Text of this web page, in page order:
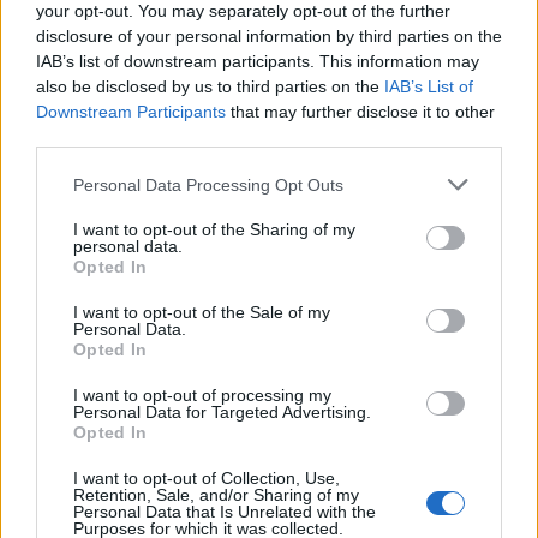
your opt-out. You may separately opt-out of the further
disclosure of your personal information by third parties on the
IAB’s list of downstream participants. This information may
also be disclosed by us to third parties on the IAB’s List of
Downstream Participants that may further disclose it to other
Personal Data Processing Opt Outs
I want to opt-out of the Sharing of my
personal data.
Opted In
I want to opt-out of the Sale of my
Personal Data.
Opted In
I want to opt-out of processing my
Personal Data for Targeted Advertising.
Opted In
I want to opt-out of Collection, Use,
Retention, Sale, and/or Sharing of my
Personal Data that Is Unrelated with the
Purposes for which it was collected.
Facebook
Twitter
Υγείας